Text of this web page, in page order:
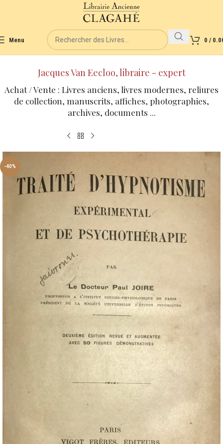
Menu 0 /
Jacques Van Eecloo, libraire - expert
Achat / Vente : Livres anciens, livres modernes, reliures
de collection, manuscrits, affiches, photographies,
archives, documents ...
-40%